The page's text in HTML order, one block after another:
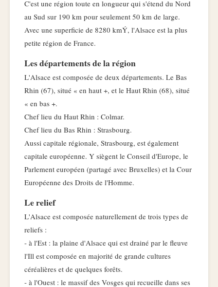
C'est une région toute en longueur qui s'étend du Nord
au Sud sur 190 km pour seulement 50 km de large.
Avec une superficie de 8280 kmÝ, l'Alsace est la plus
petite région de France.
Les départements de la région
L'Alsace est composée de deux départements. Le Bas
Rhin (67), situé « en haut +, et le Haut Rhin (68), situé
« en bas +.
Chef lieu du Haut Rhin : Colmar.
Chef lieu du Bas Rhin : Strasbourg.
Aussi capitale régionale, Strasbourg, est également
capitale européenne. Y siègent le Conseil d'Europe, le
Parlement européen (partagé avec Bruxelles) et la Cour
Européenne des Droits de l'Homme.
Le relief
L'Alsace est composée naturellement de trois types de
reliefs :
- à l'Est : la plaine d'Alsace qui est drainé par le fleuve
l'Ill est composée en majorité de grande cultures
céréalières et de quelques forêts.
- à l'Ouest : le massif des Vosges qui recueille dans ses